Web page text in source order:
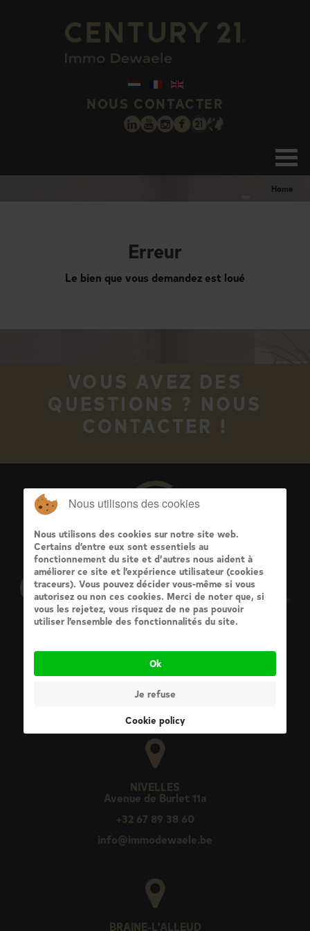
NOUS CONTACTER
Home
Erreur
Le bien que vous demandez est loué
VOUS AVEZ DES
QUESTIONS ? NOUS
CONTACTER !
NIVELLES
Avenue de Burlet 11a
+32 67 89 38 60
info@immodewaele.be
BRAINE-L'ALLEUD
Nous utilisons des cookies
Nous utilisons des cookies sur notre site web.
Certains d’entre eux sont essentiels au
fonctionnement du site et d’autres nous aident à
améliorer ce site et l’expérience utilisateur (cookies
traceurs). Vous pouvez décider vous-même si vous
autorisez ou non ces cookies. Merci de noter que, si
vous les rejetez, vous risquez de ne pas pouvoir
utiliser l’ensemble des fonctionnalités du site.
Ok
Je refuse
Cookie policy